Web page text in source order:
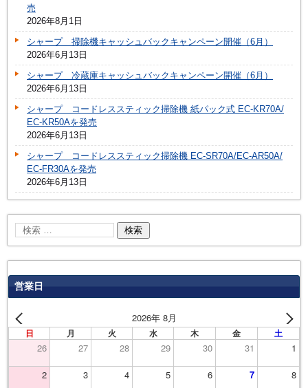
売
2026年8月1日
シャープ 掃除機キャッシュバックキャンペーン開催（6月）
2026年6月13日
シャープ 冷蔵庫キャッシュバックキャンペーン開催（6月）
2026年6月13日
シャープ コードレススティック掃除機 紙パック式 EC-KR70A/
EC-KR50Aを発売
2026年6月13日
シャープ コードレススティック掃除機 EC-SR70A/EC-AR50A/
EC-FR30Aを発売
2026年6月13日
営業日
2026年 8月
日 月 火 水 木 金 土
26 27 28 29 30 31 1
2 3 4 5 6 7 8